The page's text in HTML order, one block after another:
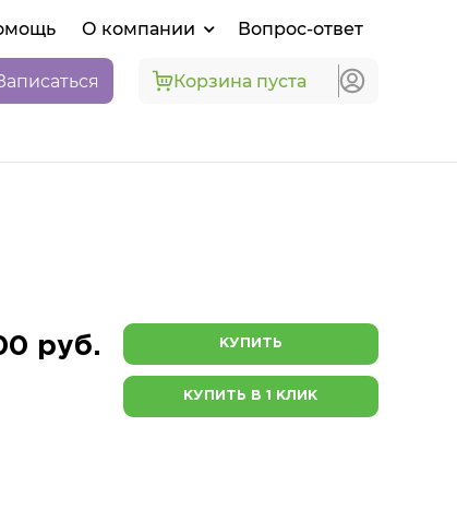
О компании Вопрос-ответ
Корзина пуста
руб. КУПИТЬ
КУПИТЬ В 1 КЛИК